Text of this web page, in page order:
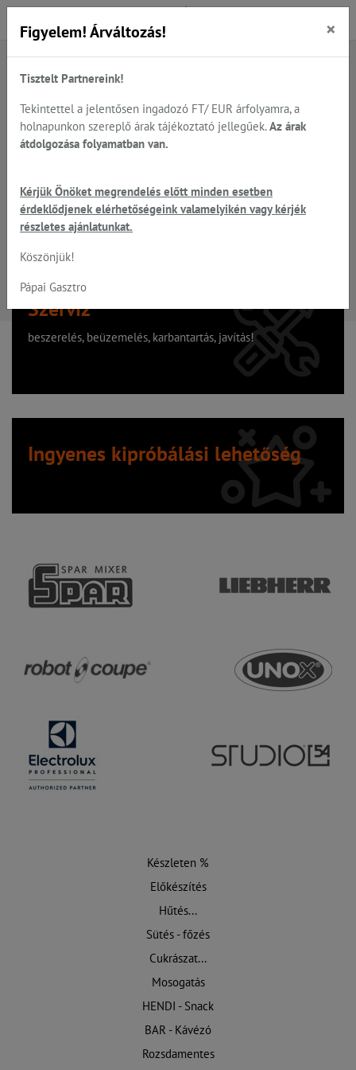
A keresett oldal nem található
Hiba, a keresett oldal nem található!
Szervíz
beszerelés, beüzemelés, karbantartás, javítás!
Ingyenes kipróbálási lehetőség
Készleten %
Előkészítés
Hűtés...
Sütés - főzés
Cukrászat...
Mosogatás
HENDI - Snack
BAR - Kávézó
Rozsdamentes
Figyelem! Árváltozás! ×
Tisztelt Partnereink!
Tekintettel a jelentősen ingadozó FT/ EUR árfolyamra, a
holnapunkon szereplő árak tájékoztató jellegűek. Az árak
átdolgozása folyamatban van.
Kérjük Önöket megrendelés előtt minden esetben
érdeklődjenek elérhetőségeink valamelyikén vagy kérjék
részletes ajánlatunkat.
Köszönjük!
Pápai Gasztro